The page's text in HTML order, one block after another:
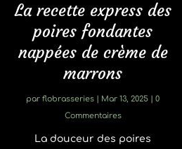
La recette express des
poires fondantes
nappées de crème de
marrons
parflobrasseries Mar 13, 2025 | 0
Commentaires
La douceur des poires